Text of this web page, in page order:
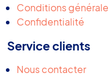
Conditions
Confidentialité
Service clients
Nous contacter